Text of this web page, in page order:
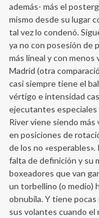
además- más el
mismo desde su lugar
tal vez lo condenó.
ya no con posesión de
más lineal y con menos
Madrid (otra
casi siempre tiene el
vértigo e intensidad
ejecutantes especiales
River viene siendo
en posiciones de
de los no
falta de definición y su
boxeadores que van
un torbellino (o medio)
obnubila. Y tiene
sus volantes cuando el